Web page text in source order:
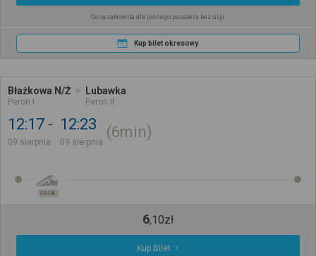
Cena całkowita dla jednego pasażera bez ulgi
Kup bilet okresowy
Błażkowa N/Ż
Peron I
Lubawka
Peron II
12:17
09 sierpnia
12:23
09 sierpnia
6min
OSOB.
6,10zł
Kup Bilet